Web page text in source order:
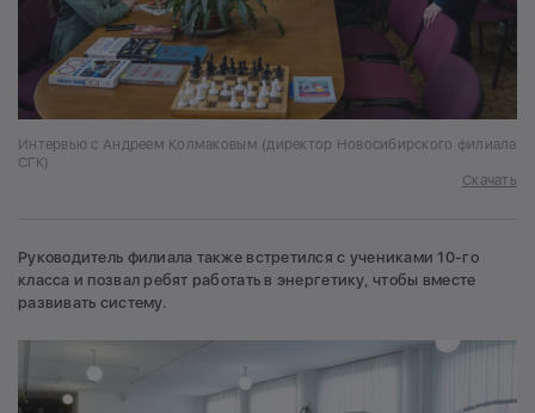
Интервью с Андреем Колмаковым (директор Новосибирского филиала
СГК)
Скачать
Руководитель филиала также встретился с учениками 10-го
класса и позвал ребят работать в энергетику, чтобы вместе
развивать систему.